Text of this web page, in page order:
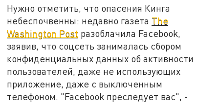
Нужно отметить, что опасения Кинга
небеспочвенны: недавно газета The
Washington Post разоблачила Facebook,
заявив, что соцсеть занималась сбором
конфиденциальных данных об активности
пользователей, даже не использующих
приложение, даже с выключенным
телефоном. "Facebook преследует вас", -